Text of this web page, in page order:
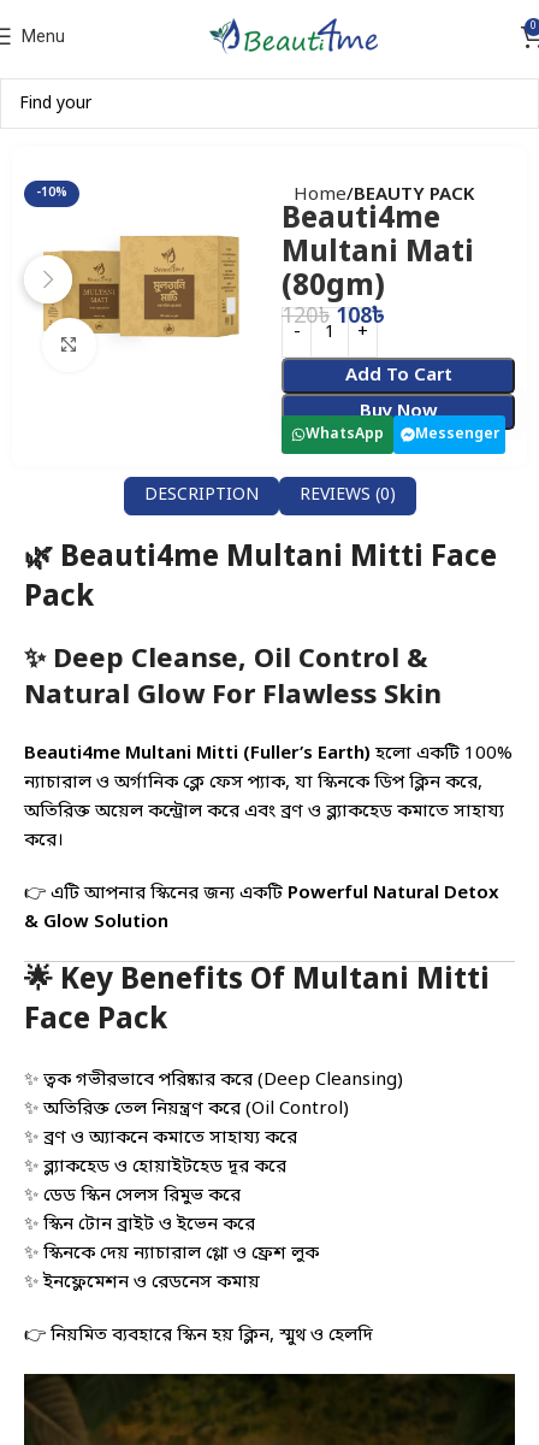
Menu 0
-10%
Click to enlarge
Home BEAUTY PACK
Beauti4me
Multani Mati
(80gm)
120৳ 108৳
Add To Cart
Buy Now
WhatsApp Messenger
DESCRIPTION REVIEWS (0)
🌿 Beauti4me Multani Mitti Face
Pack
✨ Deep Cleanse, Oil Control &
Natural Glow For Flawless Skin
Beauti4me Multani Mitti (Fuller’s Earth) হলো একটি 100%
ন্যাচারাল ও অর্গানিক ক্লে ফেস প্যাক, যা স্কিনকে ডিপ ক্লিন করে,
অতিরিক্ত অয়েল কন্ট্রোল করে এবং ব্রণ ও ব্ল্যাকহেড কমাতে সাহায্য
করে।
👉 এটি আপনার স্কিনের জন্য একটি Powerful Natural Detox
& Glow Solution
🌟 Key Benefits Of Multani Mitti
Face Pack
✨ ত্বক গভীরভাবে পরিষ্কার করে (Deep Cleansing)
✨ অতিরিক্ত তেল নিয়ন্ত্রণ করে (Oil Control)
✨ ব্রণ ও অ্যাকনে কমাতে সাহায্য করে
✨ ব্ল্যাকহেড ও হোয়াইটহেড দূর করে
✨ ডেড স্কিন সেলস রিমুভ করে
✨ স্কিন টোন ব্রাইট ও ইভেন করে
✨ স্কিনকে দেয় ন্যাচারাল গ্লো ও ফ্রেশ লুক
✨ ইনফ্লেমেশন ও রেডনেস কমায়
👉 নিয়মিত ব্যবহারে স্কিন হয় ক্লিন, স্মুথ ও হেলদি